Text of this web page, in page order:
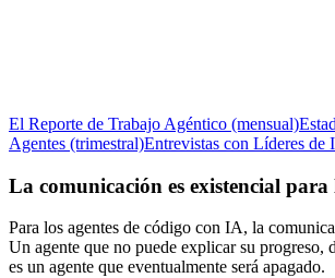
El Reporte de Trabajo Agéntico (mensual)
Agentes (trimestral)Entrevistas con Líderes de
La comunicación es existencial para
Para los agentes de código con IA, la
Un agente que no puede explicar su progreso,
es un agente que eventualmente será apagado.